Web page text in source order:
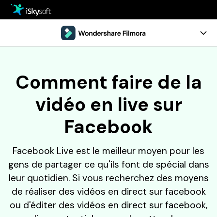
Office
Utilitaire
Utilitaire
Conception
Boutique
Support
Guide
Configuration requise
ACHETER
Comment faire de la
vidéo en live sur
Facebook
Facebook Live est le meilleur moyen pour les
gens de partager ce qu'ils font de spécial dans
leur quotidien. Si vous recherchez des moyens
de réaliser des vidéos en direct sur facebook
ou d'éditer des vidéos en direct sur facebook,